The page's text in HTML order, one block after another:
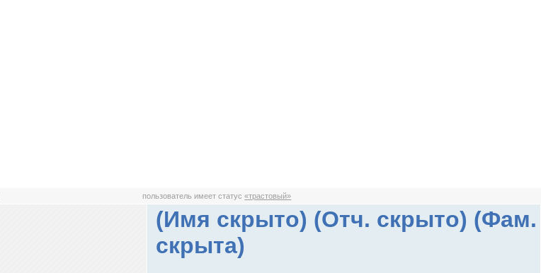
пользователь имеет статус«трастовый»
(Имя скрыто) (Отч. скрыто) (Фам.
скрыта)